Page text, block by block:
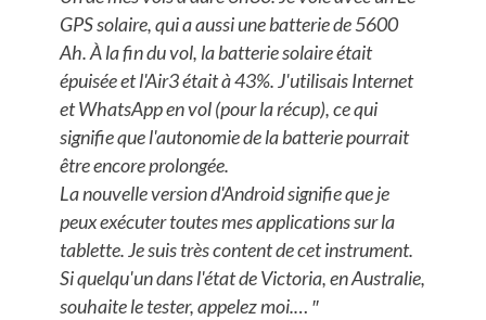
GPS solaire, qui a aussi une batterie de 5600
Ah. À la fin du vol, la batterie solaire était
épuisée et l'Air3 était à 43%. J'utilisais Internet
et WhatsApp en vol (pour la récup), ce qui
signifie que l'autonomie de la batterie pourrait
être encore prolongée.
La nouvelle version d'Android signifie que je
peux exécuter toutes mes applications sur la
tablette. Je suis très content de cet instrument.
Si quelqu'un dans l'état de Victoria, en Australie,
souhaite le tester, appelez moi.… ″